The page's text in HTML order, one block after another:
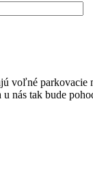
voľné
nás tak bude